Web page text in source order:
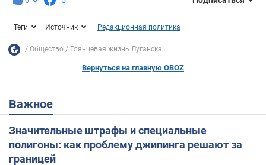
Теги Источник Редакционная политика
Общество Глянцевая жизнь Луганска...
Вернуться на главную OBOZ
Важное
Значительные штрафы и специальные
полигоны: как проблему джипинга решают за
границей